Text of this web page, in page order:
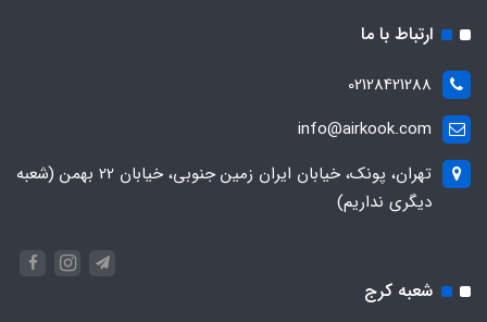
ارتباط با ما
02128421288
info@airkook.com
تهران، پونک، خیابان ایران زمین جنوبی، خیابان 22 بهمن (شعبه
دیگری نداریم)
شعبه کرج